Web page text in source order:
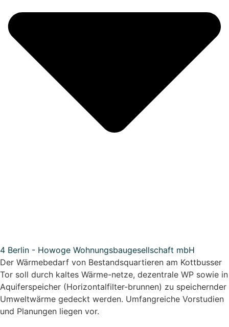
4 Berlin - Howoge Wohnungsbaugesellschaft mbH
Der Wärmebedarf von Bestandsquartieren am Kottbusser
Tor soll durch kaltes Wärme-netze, dezentrale WP sowie in
Aquiferspeicher (Horizontalfilter-brunnen) zu speichernder
Umweltwärme gedeckt werden. Umfangreiche Vorstudien
und Planungen liegen vor.